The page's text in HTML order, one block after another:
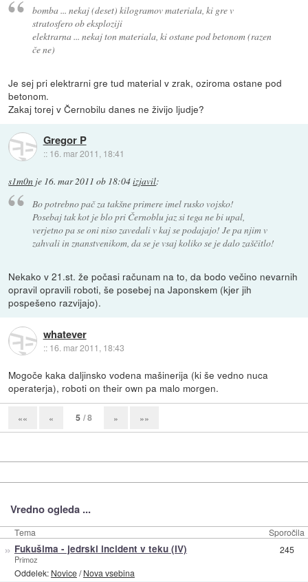
bomba ... nekaj (deset) kilogramov materiala, ki gre v
stratosfero ob eksploziji
elektrarna ... nekaj ton materiala, ki ostane pod betonom (razen
če ne)
Je sej pri elektrarni gre tud material v zrak, oziroma ostane pod
betonom.
Zakaj torej v Černobilu danes ne živijo ljudje?
Gregor P
:: 16. mar 2011, 18:41
s1m0n je 16. mar 2011 ob 18:04izjavil:
Bo potrebno pač za takšne primere imel rusko vojsko!
Posebaj tak kot je blo pri Černoblu jaz si tega ne bi upal,
verjetno pa se oni niso zavedali v kaj se podajajo! Je pa njim v
zahvali in znanstvenikom, da se je vsaj koliko se je dalo zaščitlo!
Nekako v 21.st. že počasi računam na to, da bodo večino nevarnih
opravil opravili roboti, še posebej na Japonskem (kjer jih
pospešeno razvijajo).
whatever
:: 16. mar 2011, 18:43
Mogoče kaka daljinsko vodena mašinerija (ki še vedno nuca
operaterja), roboti on their own pa malo morgen.
«« « 5 / 8 » »»
Vredno ogleda ...
Tema Sporočila
» Fukušima - jedrski incident v teku (IV)
Primoz
Oddelek: Novice/Nova vsebina
245